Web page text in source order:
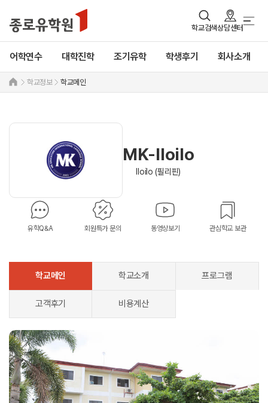
학교검색상담센터
어학연수 대학진학 조기유학 학생후기 회사소개
학교정보 학교메인
MK-Iloilo
Iloilo (필리핀)
유학Q&A 회원특가 문의 동영상보기 관심학교 보관
학교메인 학교소개 프로그램
고객후기 비용계산